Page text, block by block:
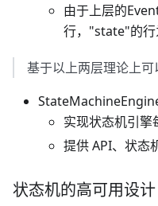
由于上层的
行，"state"的行
基于以上两层理论上
实现状态机引
提供 API、状态
状态机的高可用设计